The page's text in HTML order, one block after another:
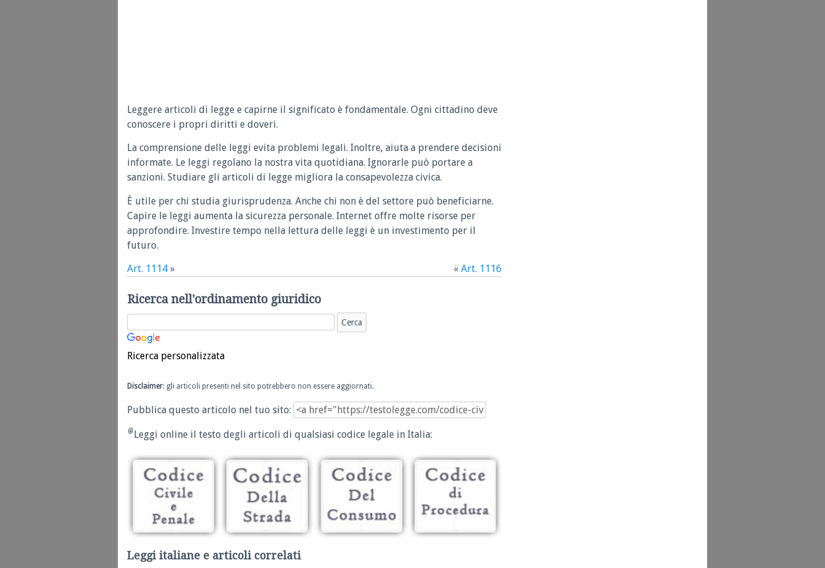
Leggere articoli di legge e capirne il significato è fondamentale. Ogni cittadino deve
conoscere i propri diritti e doveri.
La comprensione delle leggi evita problemi legali. Inoltre, aiuta a prendere decisioni
informate. Le leggi regolano la nostra vita quotidiana. Ignorarle può portare a
sanzioni. Studiare gli articoli di legge migliora la consapevolezza civica.
È utile per chi studia giurisprudenza. Anche chi non è del settore può beneficiarne.
Capire le leggi aumenta la sicurezza personale. Internet offre molte risorse per
approfondire. Investire tempo nella lettura delle leggi è un investimento per il
futuro.
Art. 1114 » « Art. 1116
Ricerca nell'ordinamento giuridico
Ricerca personalizzata
Disclaimer: gli articoli presenti nel sito potrebbero non essere aggiornati.
Pubblica questo articolo nel tuo sito:
Leggi online il testo degli articoli di qualsiasi codice legale in Italia:
Leggi italiane e articoli correlati